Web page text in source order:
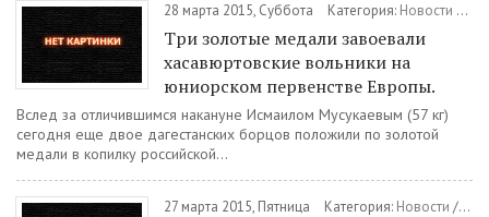
28 марта 2015, Суббота Категория: Новости
Три золотые медали завоевали
хасавюртовские вольники на
юниорском первенстве Европы.
Вслед за отличившимся накануне Исмаилом Мусукаевым (57 кг)
сегодня еще двое дагестанских борцов положили по золотой
медали в копилку российской...
27 марта 2015, Пятница Категория: Новости /